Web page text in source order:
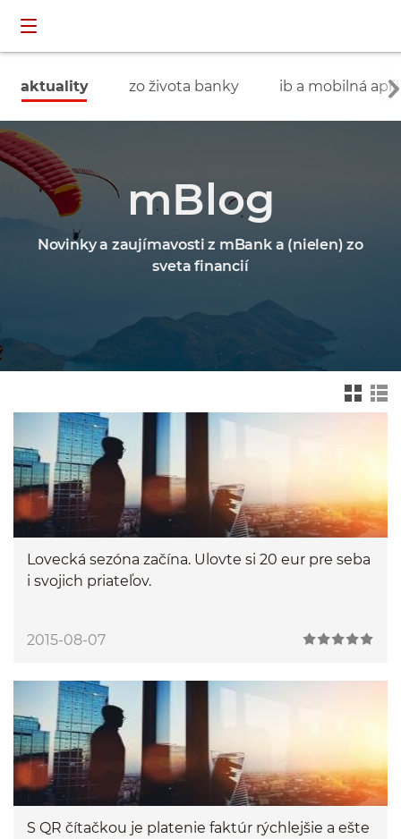
aktuality zo života banky ib a mobilná
mBlog
Novinky a zaujímavosti z mBank a (nielen) zo
sveta financií
widok drz
ewa
felkowy
Lovecká sezóna začína. Ulovte si 20 eur pre seba
i svojich priateľov.
2015-08-07
S QR čítačkou je platenie faktúr rýchlejšie a ešte